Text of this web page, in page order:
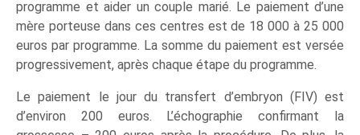
programme et aider un couple marié. Le paiement d’une
mère porteuse dans ces centres est de 18 000 à 25 000
euros par programme. La somme du paiement est versée
progressivement, après chaque étape du programme.
Le paiement le jour du transfert d’embryon (FIV) est
d’environ 200 euros. L’échographie confirmant la